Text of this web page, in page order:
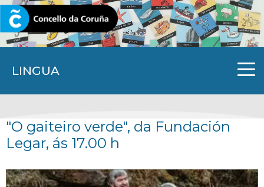
LINGUA
CORUNA.GAL
"O gaiteiro verde", da Fundación
Legar, ás 17.00 h